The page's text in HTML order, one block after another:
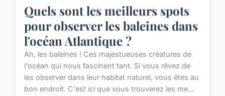
Quels sont les meilleurs spots
pour observer les baleines dans
l'océan Atlantique ?
Ah, les baleines ! Ces majestueuses créatures de
l'océan qui nous fascinent tant. Si vous rêvez de
les observer dans leur habitat naturel, vous êtes au
bon endroit. C'est ici que vous trouverez les me...